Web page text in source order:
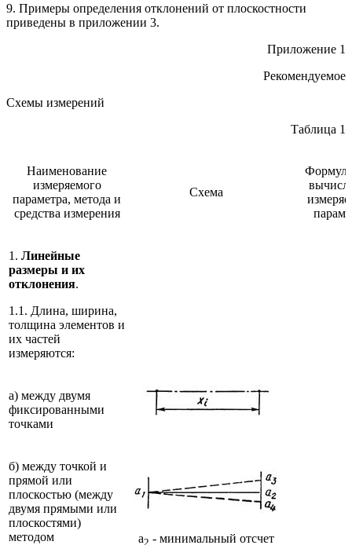
9. Примеры определения отклонений от плоскостности
приведены в приложении 3.
Приложение 1
Рекомендуемое
Схемы измерений
Таблица 1
Наименование
измеряемого
параметра, метода и
средства измерения
Схема
1. Линейные
размеры и их
отклонения.
1.1. Длина, ширина,
толщина элементов и
их частей
измеряются:
а) между двумя
фиксированными
точками
б) между точкой и
прямой или
плоскостью (между
двумя прямыми или
плоскостями)
методом
a2 - минимальный отсчет